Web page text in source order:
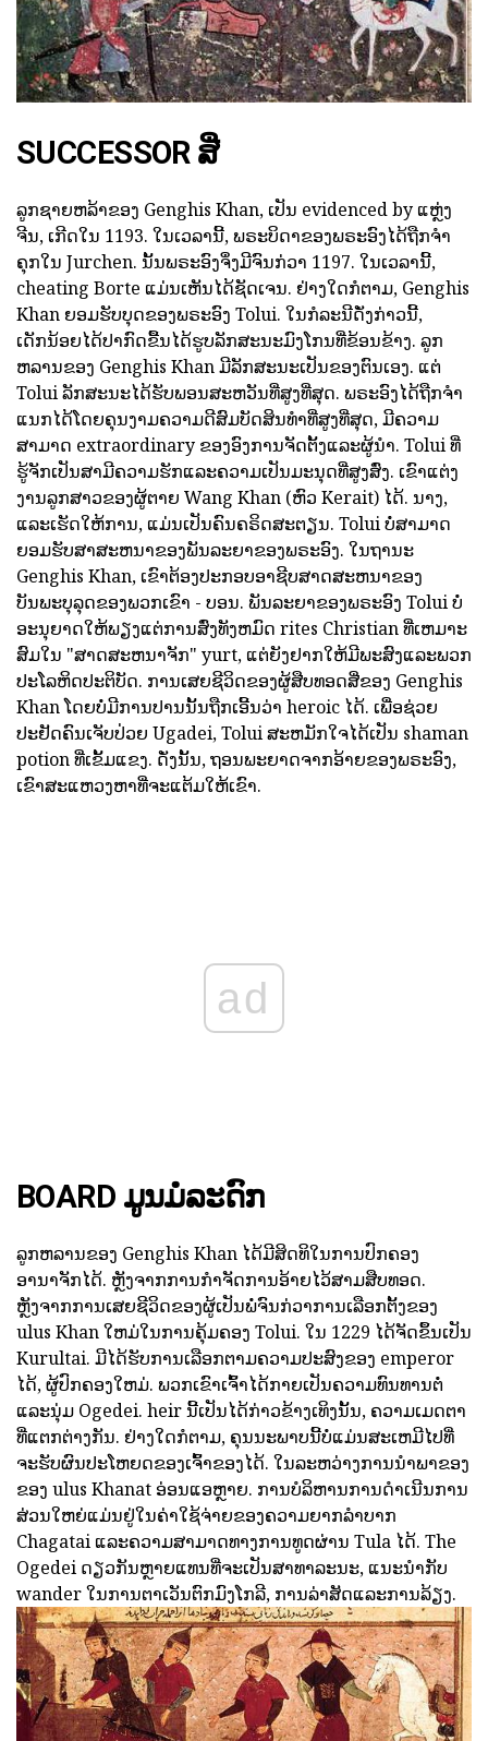
SUCCESSOR ສີ່
ລູກຊາຍຫລ້າຂອງ Genghis Khan, ເປັນ evidenced by ແຫຼ່ງ
ຈີນ, ເກີດໃນ 1193. ໃນເວລານີ້, ພຣະບິດາຂອງພຣະອົງໄດ້ຖືກຈໍາ
ຄຸກໃນ Jurchen. ນັ້ນພຣະອົງຈຶ່ງມີຈົນກ່ວາ 1197. ໃນເວລານີ້,
cheating Borte ແມ່ນເຫັນໄດ້ຊັດເຈນ. ຢ່າງໃດກໍຕາມ, Genghis
Khan ຍອມຮັບບຸດຂອງພຣະອົງ Tolui. ໃນກໍລະນີດັ່ງກ່າວນີ້,
ເດັກນ້ອຍໄດ້ປາກົດຂື້ນໄດ້ຮູບລັກສະນະມົງໂກນທີ່ຂ້ອນຂ້າງ. ລູກ
ຫລານຂອງ Genghis Khan ມີລັກສະນະເປັນຂອງຕົນເອງ. ແຕ່
Tolui ລັກສະນະໄດ້ຮັບພອນສະຫວັນທີ່ສູງທີ່ສຸດ. ພຣະອົງໄດ້ຖືກຈໍາ
ແນກໄດ້ໂດຍຄຸນງາມຄວາມດີສົມບັດສິນທໍາທີ່ສູງທີ່ສຸດ, ມີຄວາມ
ສາມາດ extraordinary ຂອງອົງການຈັດຕັ້ງແລະຜູ້ນໍາ. Tolui ທີ່
ຮູ້ຈັກເປັນສາມີຄວາມຮັກແລະຄວາມເປັນມະນຸດທີ່ສູງສົ່ງ. ເຂົາແຕ່ງ
ງານລູກສາວຂອງຜູ້ຕາຍ Wang Khan (ຫົວ Kerait) ໄດ້. ນາງ,
ແລະເຮັດໃຫ້ການ, ແມ່ນເປັນຄົນຄຣິດສະຕຽນ. Tolui ບໍ່ສາມາດ
ຍອມຮັບສາສະຫນາຂອງພັນລະຍາຂອງພຣະອົງ. ໃນຖານະ
Genghis Khan, ເຂົາຕ້ອງປະກອບອາຊີບສາດສະຫນາຂອງ
ບັນພະບຸລຸດຂອງພວກເຂົາ - ບອນ. ພັນລະຍາຂອງພຣະອົງ Tolui ບໍ່
ອະນຸຍາດໃຫ້ພຽງແຕ່ການສົ່ງທັງຫມົດ rites Christian ທີ່ເຫມາະ
ສົມໃນ "ສາດສະຫນາຈັກ" yurt, ແຕ່ຍັງຢາກໃຫ້ມີພະສົງແລະພວກ
ປະໂລຫິດປະຕິບັດ. ການເສຍຊີວິດຂອງຜູ້ສືບທອດສີ່ຂອງ Genghis
Khan ໂດຍບໍ່ມີການປານນັ້ນຖືກເອີ້ນວ່າ heroic ໄດ້. ເພື່ອຊ່ວຍ
ປະຢັດຄົນເຈັບປ່ວຍ Ugadei, Tolui ສະຫມັກໃຈໄດ້ເປັນ shaman
potion ທີ່ເຂັ້ມແຂງ. ດັ່ງນັ້ນ, ຖອນພະຍາດຈາກອ້າຍຂອງພຣະອົງ,
ເຂົາສະແຫວງຫາທີ່ຈະແຕ້ມໃຫ້ເຂົາ.
ad
BOARD ມູນມໍລະດົກ
ລູກຫລານຂອງ Genghis Khan ໄດ້ມີສິດທິໃນການປົກຄອງ
ອານາຈັກໄດ້. ຫຼັງຈາກການກໍາຈັດການອ້າຍໄວ້ສາມສືບທອດ.
ຫຼັງຈາກການເສຍຊີວິດຂອງຜູ້ເປັນພໍ່ຈົນກ່ວາການເລືອກຕັ້ງຂອງ
ulus Khan ໃຫມ່ໃນການຄຸ້ມຄອງ Tolui. ໃນ 1229 ໄດ້ຈັດຂຶ້ນເປັນ
Kurultai. ມີໄດ້ຮັບການເລືອກຕາມຄວາມປະສົງຂອງ emperor
ໄດ້, ຜູ້ປົກຄອງໃຫມ່. ພວກເຂົາເຈົ້າໄດ້ກາຍເປັນຄວາມທົນທານຕໍ່
ແລະນຸ່ມ Ogedei. heir ນີ້ເປັນໄດ້ກ່າວຂ້າງເທິງນັ້ນ, ຄວາມເມດຕາ
ທີ່ແຕກຕ່າງກັນ. ຢ່າງໃດກໍຕາມ, ຄຸນນະພາບນີ້ບໍ່ແມ່ນສະເຫມີໄປທີ່
ຈະຮັບຜົນປະໂຫຍດຂອງເຈົ້າຂອງໄດ້. ໃນລະຫວ່າງການນໍາພາຂອງ
ຂອງ ulus Khanat ອ່ອນແອຫຼາຍ. ການບໍລິຫານການດໍາເນີນການ
ສ່ວນໃຫຍ່ແມ່ນຢູ່ໃນຄ່າໃຊ້ຈ່າຍຂອງຄວາມຍາກລໍາບາກ
Chagatai ແລະຄວາມສາມາດທາງການທູດຜ່ານ Tula ໄດ້. The
Ogedei ດຽວກັນຫຼາຍແທນທີ່ຈະເປັນສາທາລະນະ, ແນະນໍາກັບ
wander ໃນການຕາເວັນຕົກມົງໂກລີ, ການລ່າສັດແລະການລ້ຽງ.